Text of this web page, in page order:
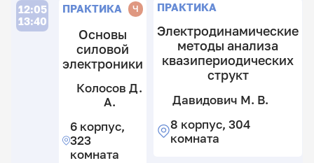
12:05
13:40
ПРАКТИКА Ч
Основы
силовой
электроники
Колосов Д.
А.
6 корпус,
323
комната
ПРАКТИКА
Электродинамические
методы анализа
квазипериодических
структ
Давидович М. В.
8 корпус, 304
комната